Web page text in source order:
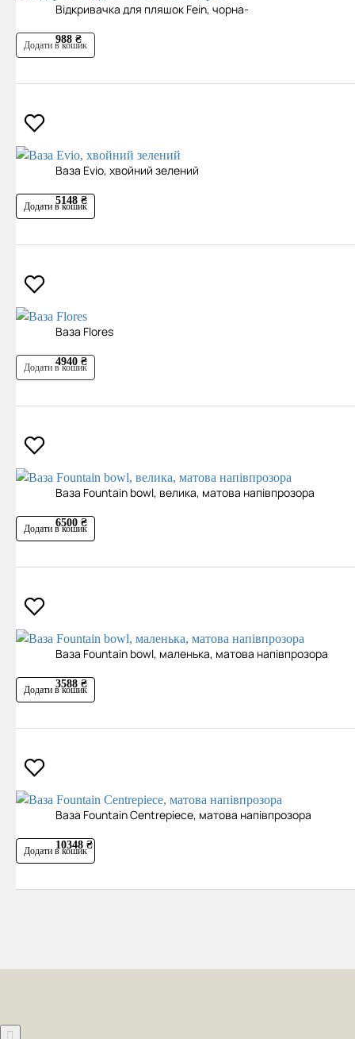
Відкривачка для пляшок Fein, чорна-
988 ₴
Додати в кошик
Ваза Evio, хвойний зелений
5148 ₴
Додати в кошик
Ваза Flores
4940 ₴
Додати в кошик
Ваза Fountain bowl, велика, матова напівпрозора
6500 ₴
Додати в кошик
Ваза Fountain bowl, маленька, матова напівпрозора
3588 ₴
Додати в кошик
Ваза Fountain Centrepiece, матова напівпрозора
10348 ₴
Додати в кошик